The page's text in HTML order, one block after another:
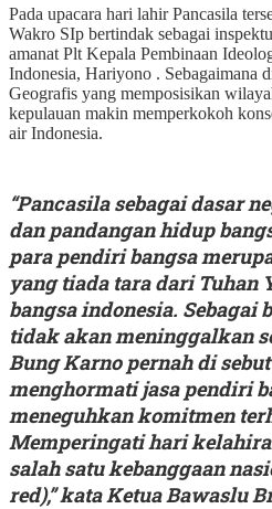
Pada upacara hari lahir Pancasila
Wakro SIp bertindak sebagai
amanat Plt Kepala Pembinaan
Indonesia, Hariyono . Sebagaimana
Geografis yang memposisikan
kepulauan makin memperkokoh
air Indonesia.
“Pancasila sebagai dasar
dan pandangan hidup
para pendiri bangsa
yang tiada tara dari Tuhan
bangsa indonesia. Sebagai
tidak akan meninggalkan
Bung Karno pernah di
menghormati jasa pendiri
meneguhkan komitmen
Memperingati hari
salah satu kebanggaan
red),” kata Ketua Bawaslu